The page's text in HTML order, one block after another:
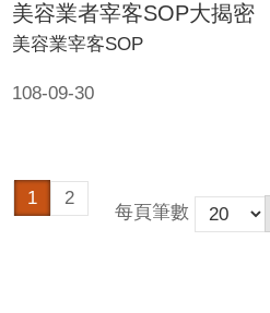
美容業者宰客SOP大揭密
108-09-30
美容業宰客SOP
1 2
每頁筆數